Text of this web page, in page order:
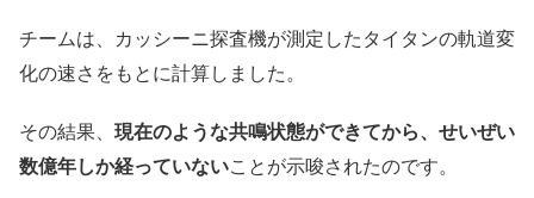
チームは、カッシーニ探査機が測定したタイタンの軌道変
化の速さをもとに計算しました。
その結果、 現在のような共鳴状態ができてから、せいぜい
数億年しか経っていないことが示唆されたのです。